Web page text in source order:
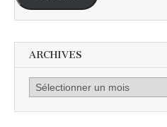
ARCHIVES
Archives